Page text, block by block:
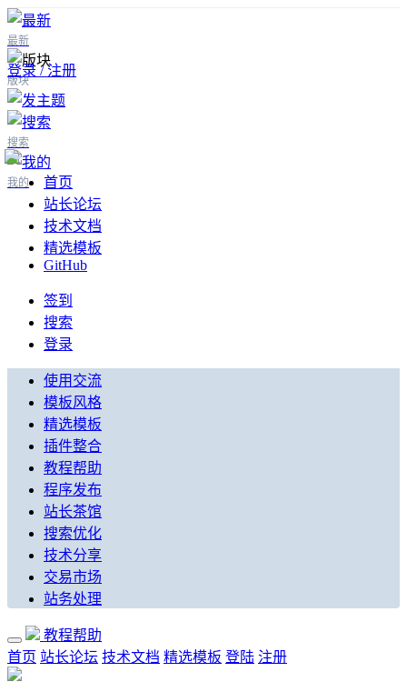
最新
版块
搜索
我的
登录 / 注册
首页
站长论坛
技术文档
精选模板
GitHub
签到
搜索
登录
使用交流
模板风格
精选模板
插件整合
教程帮助
程序发布
站长茶馆
搜索优化
技术分享
交易市场
站务处理
教程帮助
首页 站长论坛 技术文档 精选模板 登陆 注册